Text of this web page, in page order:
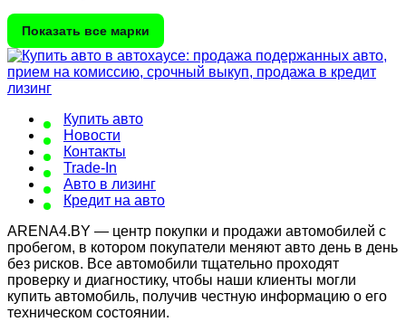
Показать все марки
Купить авто
Новости
Контакты
Trade-In
Авто в лизинг
Кредит на авто
ARENA4.BY — центр покупки и продажи автомобилей с
пробегом, в котором покупатели меняют авто день в день
без рисков. Все автомобили тщательно проходят
проверку и диагностику, чтобы наши клиенты могли
купить автомобиль, получив честную информацию о его
техническом состоянии.